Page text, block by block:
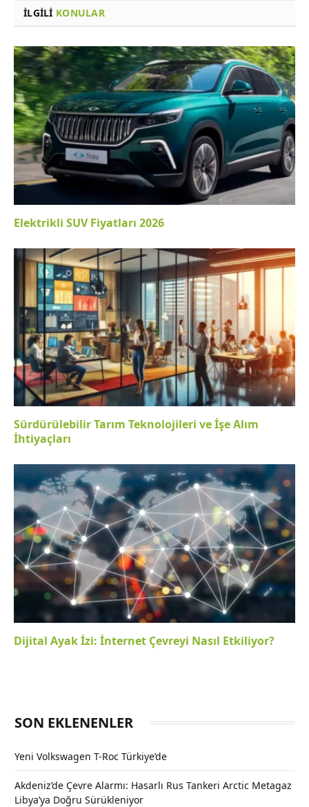
İLGILI KONULAR
Elektrikli SUV Fiyatları 2026
Sürdürülebilir Tarım Teknolojileri ve İşe Alım
İhtiyaçları
Dijital Ayak İzi: İnternet Çevreyi Nasıl Etkiliyor?
SON EKLENENLER
Yeni Volkswagen T-Roc Türkiye’de
Akdeniz’de Çevre Alarmı: Hasarlı Rus Tankeri Arctic Metagaz
Libya’ya Doğru Sürükleniyor